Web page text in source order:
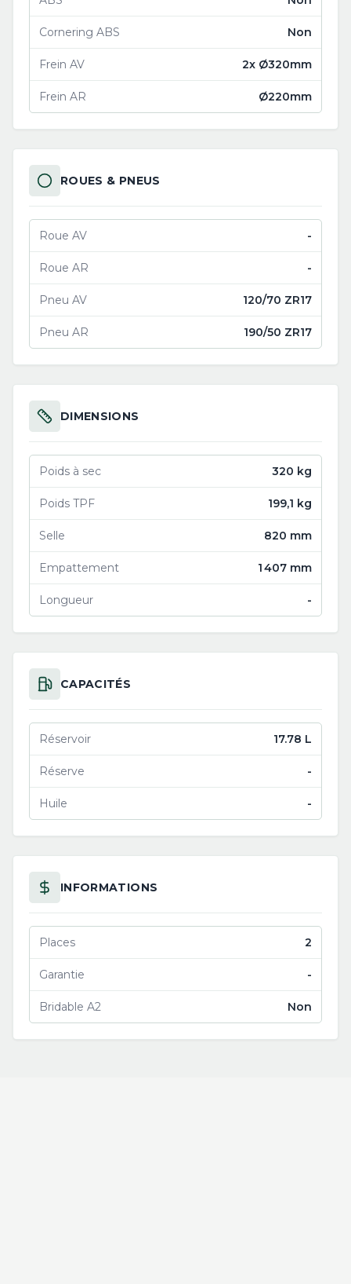
Cornering ABS Non
Frein AV 2x Ø320mm
Frein AR Ø220mm
ROUES & PNEUS
Roue AV -
Roue AR -
Pneu AV 120/70 ZR17
Pneu AR 190/50 ZR17
DIMENSIONS
Poids à sec 320 kg
Poids TPF 199,1 kg
Selle 820 mm
Empattement 1 407 mm
Longueur -
CAPACITÉS
Réservoir 17.78 L
Réserve -
Huile -
INFORMATIONS
Places 2
Garantie -
Bridable A2 Non